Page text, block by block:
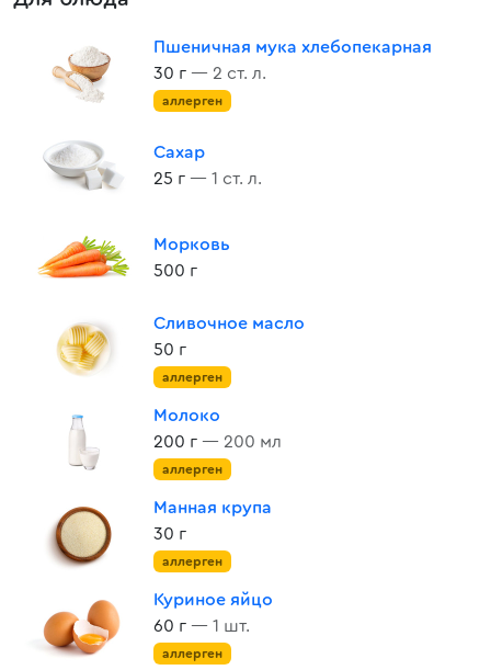
Пшеничная мука хлебопекарная
30 г — 2 ст. л.
аллерген
Сахар
25 г — 1 ст. л.
Морковь
500 г
Сливочное масло
50 г
аллерген
Молоко
200 г — 200 мл
аллерген
Манная крупа
30 г
аллерген
Куриное яйцо
60 г — 1 шт.
аллерген